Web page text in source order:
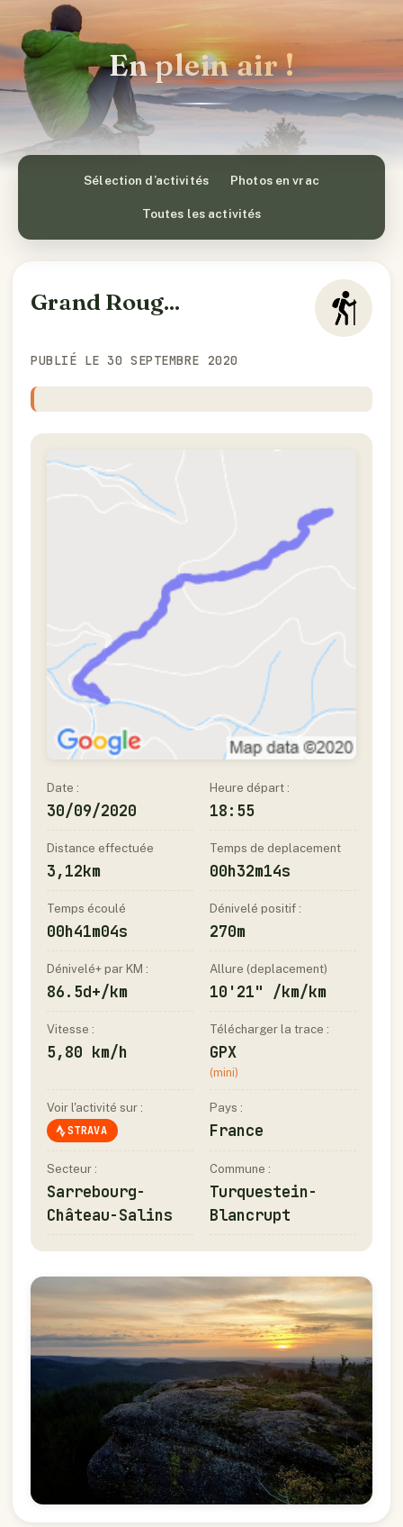
En plein air !
Sélection d’activités Photos en vrac
Toutes les activités
Grand Roug...
PUBLIÉ LE 30 SEPTEMBRE 2020
Date :
30/09/2020
Heure départ :
18:55
Distance effectuée
3,12km
Temps de deplacement
00h32m14s
Temps écoulé
00h41m04s
Dénivelé positif :
270m
Dénivelé+ par KM :
86.5d+/km
Allure (deplacement)
10'21" /km/km
Vitesse :
5,80 km/h
Télécharger la trace :
GPX
(mini)
Voir l'activité sur :
STRAVA
Pays :
France
Secteur :
Sarrebourg-
Château-Salins
Commune :
Turquestein-
Blancrupt